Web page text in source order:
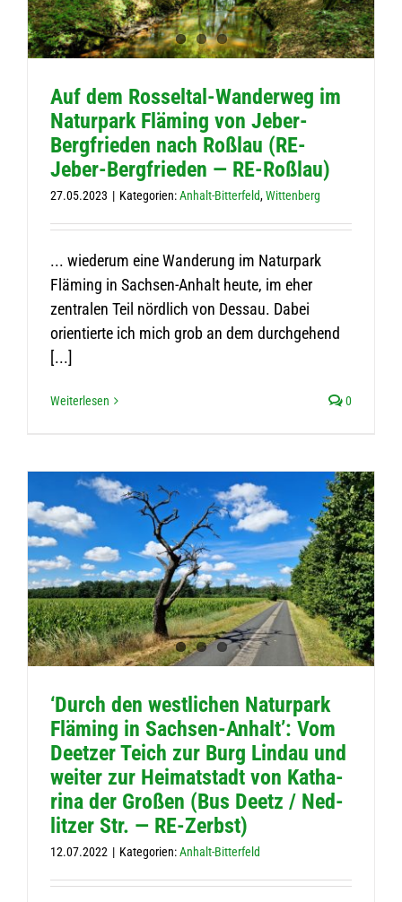
Auf dem Ros­sel­tal-Wan­der­weg im
Natur­park Flä­ming von Jeber-
Berg­frie­den nach Roß­lau (RE-
Jeber-Berg­frie­den — RE-Roßlau)
27.05.2023 | Kategorien:Anhalt-Bitterfeld,Wittenberg
... wiederum eine Wanderung im Naturpark
Fläming in Sachsen-Anhalt heute, im eher
zentralen Teil nördlich von Dessau. Dabei
orientierte ich mich grob an dem durchgehend
[...]
Weiterlesen 0
‘Durch den west­li­chen Natur­park
Flä­ming in Sach­sen-Anhalt’: Vom
Deet­zer Teich zur Burg Lin­dau und
wei­ter zur Hei­mat­stadt von Katha­
rina der Gro­ßen (Bus Deetz / Ned­
lit­zer Str. — RE-Zerbst)
12.07.2022 | Kategorien:Anhalt-Bitterfeld